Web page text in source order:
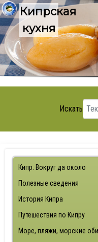
Кипрская
кухня
Искать
Кипр. Вокруг да около
Полезные сведения
История Кипра
Путешествия по Кипру
Море, пляжи, морские